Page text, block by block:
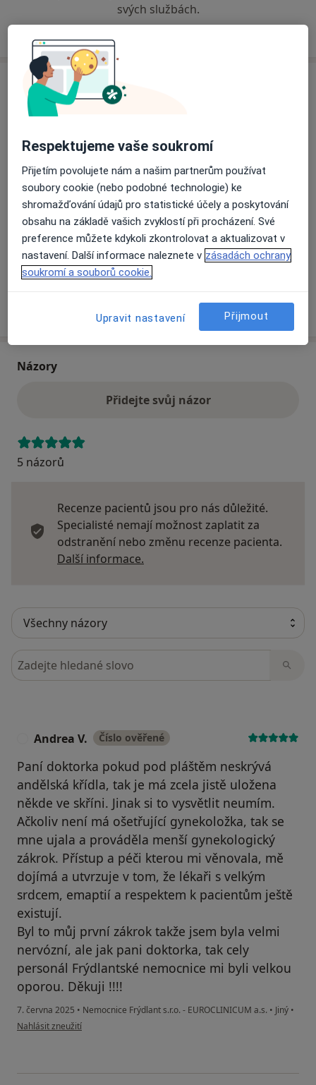
svých službách.
Adresa
Nemocnice Frýdlant s.r.o. - EUROCLINICUM
V úvoze 860, Frýdlant 46401
Přiblížit mapuse otevře v nové záložce
Dostupnost
Na této adrese online kalendář není aktivní
Co mám v takové situaci udělat?
o adrese
Názory
Přidejte svůj názor
5 názorů
Recenze pacientů jsou pro nás důležité.
Specialisté nemají možnost zaplatit za
odstranění nebo změnu recenze pacienta.
Další informace.
Hledejte v názorech
Andrea V. Číslo ověřené
Paní doktorka pokud pod pláštěm neskrývá
andělská křídla, tak je má zcela jistě uložena
někde ve skříni. Jinak si to vysvětlit neumím.
Ačkoliv není má ošetřující gynekoložka, tak se
mne ujala a prováděla menší gynekologický
zákrok. Přístup a péči kterou mi věnovala, mě
dojímá a utvrzuje v tom, že lékaři s velkým
srdcem, emaptií a respektem k pacientům ještě
existují.
Byl to můj první zákrok takže jsem byla velmi
nervózní, ale jak pani doktorka, tak cely
personál Frýdlantské nemocnice mi byli velkou
oporou. Děkuji !!!!
7. června 2025 • Nemocnice Frýdlant s.r.o. - EUROCLINICUM a.s. • Jiný •
podle názoru uživatele Andrea V.
Nahlásit zneužití
Respektujeme vaše soukromí
Přijetím povolujete nám a našim partnerům používat
soubory cookie (nebo podobné technologie) ke
shromažďování údajů pro statistické účely a poskytování
obsahu na základě vašich zvyklostí při procházení. Své
preference můžete kdykoli zkontrolovat a aktualizovat v
nastavení. Další informace naleznete v zásadách ochrany
soukromí a souborů cookie.
Upravit nastavení Přijmout